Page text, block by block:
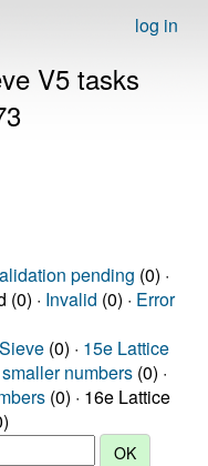
log in
V5 tasks
pending (0) ·
(0) · Invalid (0) · Error
(0) · 15e Lattice
numbers (0) ·
(0) · 16e Lattice